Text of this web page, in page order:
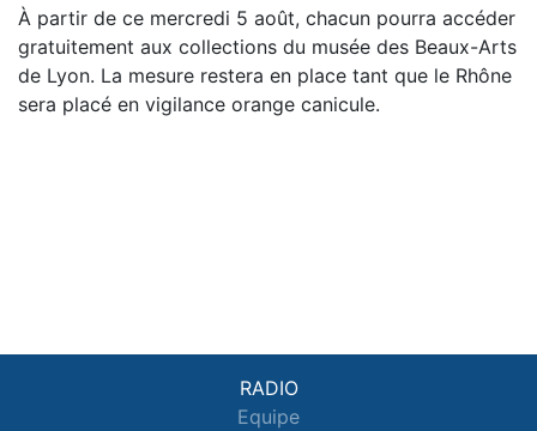
À partir de ce mercredi 5 août, chacun pourra accéder
gratuitement aux collections du musée des Beaux-Arts
de Lyon. La mesure restera en place tant que le Rhône
sera placé en vigilance orange canicule.
RADIO
Equipe